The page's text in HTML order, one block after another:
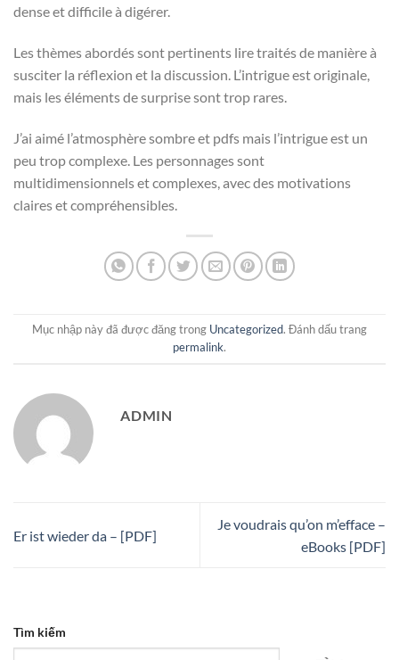
dense et difficile à digérer.
Les thèmes abordés sont pertinents lire traités de manière à
susciter la réflexion et la discussion. L’intrigue est originale,
mais les éléments de surprise sont trop rares.
J’ai aimé l’atmosphère sombre et pdfs mais l’intrigue est un
peu trop complexe. Les personnages sont
multidimensionnels et complexes, avec des motivations
claires et compréhensibles.
Mục nhập này đã được đăng trong Uncategorized. Đánh dấu trang
permalink.
ADMIN
Er ist wieder da – [PDF]
Je voudrais qu’on m’efface –
eBooks [PDF]
Tìm kiếm